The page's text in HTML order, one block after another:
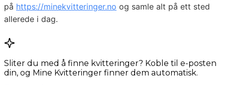
på https://minekvitteringer.no og samle alt på ett sted
allerede i dag.
Sliter du med å finne kvitteringer? Koble til e-posten
din, og Mine Kvitteringer finner dem automatisk.